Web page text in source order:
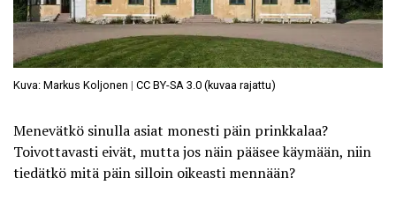
Kuva: Markus Koljonen | CC BY-SA 3.0 (kuvaa rajattu)
Menevätkö sinulla asiat monesti päin prinkkalaa?
Toivottavasti eivät, mutta jos näin pääsee käymään, niin
tiedätkö mitä päin silloin oikeasti mennään?